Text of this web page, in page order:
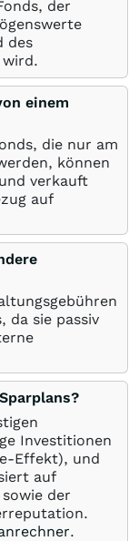
der
des
wird.
einem
die nur am
können
verkauft
auf
da sie passiv
Investitionen
Effekt), und
auf
der
.